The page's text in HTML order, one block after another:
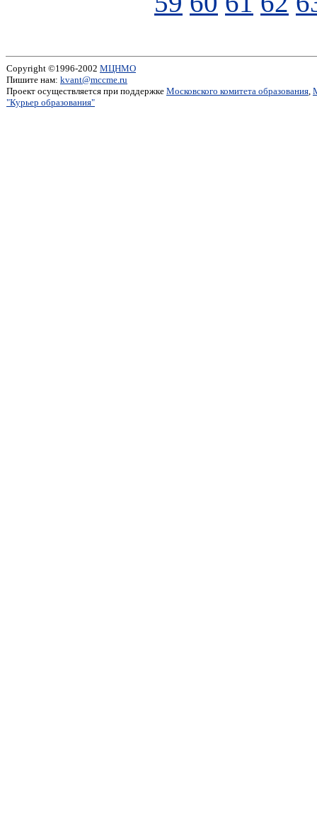
Copyright ©1996-2002 МЦНМО
Пишите нам: kvant@mccme.ru
Проект осуществляется при поддержке Московского комитета образования,
"Курьер образования"